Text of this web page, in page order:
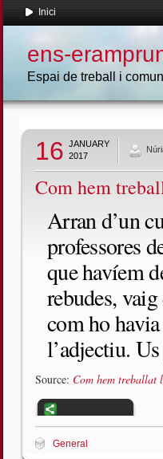
Inici
ens-
Espai de treball i
16 JANUARY
2017
Com hem
Arran d’un
professores
que havíem
rebudes,
com ho
l’adjectiu.
Source: Com hem treballat
General